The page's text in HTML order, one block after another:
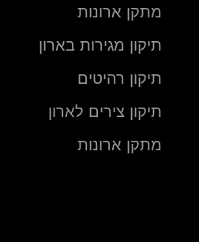
מתקן ארונות
תיקון מגירות בארון
תיקון רהיטים
תיקון צירים לארון
מתקן ארונות